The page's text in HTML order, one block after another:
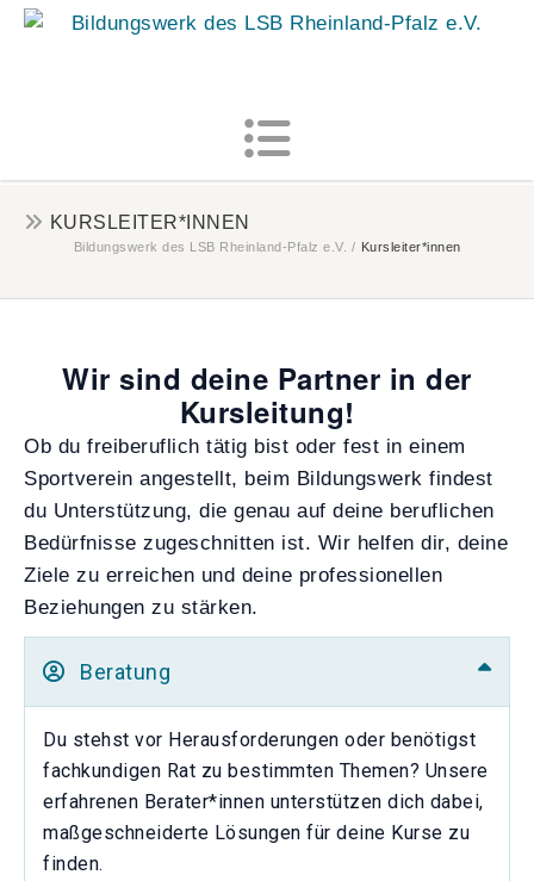
KURSLEITER*INNEN
Bildungswerk des LSB Rheinland-Pfalz e.V. / Kursleiter*innen
Wir sind deine Partner in der
Kursleitung!
Ob du freiberuflich tätig bist oder fest in einem
Sportverein angestellt, beim Bildungswerk findest
du Unterstützung, die genau auf deine beruflichen
Bedürfnisse zugeschnitten ist. Wir helfen dir, deine
Ziele zu erreichen und deine professionellen
Beziehungen zu stärken.
Beratung
Du stehst vor Herausforderungen oder benötigst
fachkundigen Rat zu bestimmten Themen? Unsere
erfahrenen Berater*innen unterstützen dich dabei,
maßgeschneiderte Lösungen für deine Kurse zu
finden.